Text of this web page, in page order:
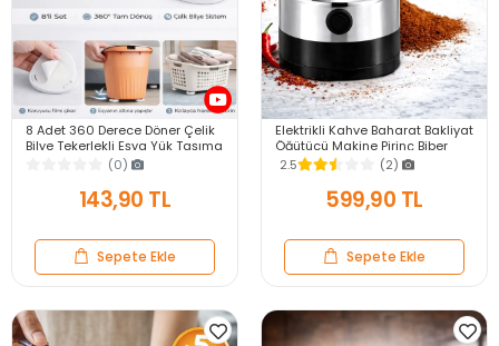
8 Adet 360 Derece Döner Çelik
Bilye Tekerlekli Eşya Yük Taşıma
Yapışkanlı Eşya Kaydırma
(0)
143,90 TL
Sepete Ekle
Elektrikli Kahve Baharat Bakliyat
Öğütücü Makine Pirinç Biber
Tahıl Öğütücü Değirmen Gıda
Öğütücü
2.5 (2)
599,90 TL
Sepete Ekle